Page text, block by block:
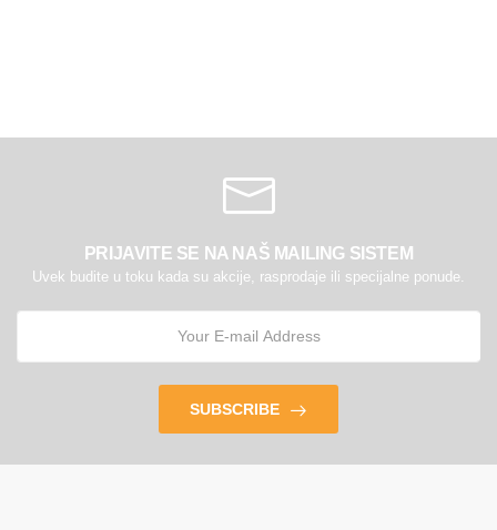
PRIJAVITE SE NA NAŠ MAILING SISTEM
Uvek budite u toku kada su akcije, rasprodaje ili specijalne ponude.
SUBSCRIBE